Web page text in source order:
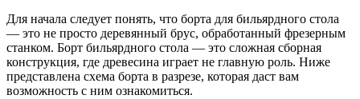
Для начала следует понять, что борта для бильярдного стола
— это не просто деревянный брус, обработанный фрезерным
станком. Борт бильярдного стола — это сложная сборная
конструкция, где древесина играет не главную роль. Ниже
представлена схема борта в разрезе, которая даст вам
возможность с ним ознакомиться.